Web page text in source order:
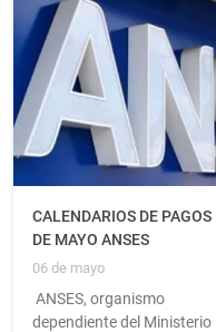
CALENDARIOS DE PAGOS
DE MAYO ANSES
06 de mayo
ANSES, organismo
dependiente del Ministerio